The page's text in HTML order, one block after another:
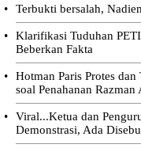
• Terbukti bersalah,
•
Klarifikasi Tuduhan
Beberkan Fakta
•
Hotman Paris Protes
soal Penahanan
•
Viral...Ketua dan
Demonstrasi, Ada